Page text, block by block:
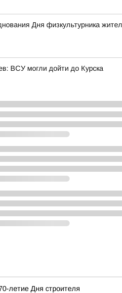
Дня физкультурника
ВСУ могли дойти до Курска
летие Дня строителя